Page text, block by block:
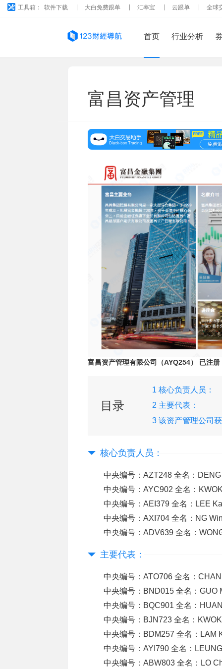
工具箱： 软件下载 大白免费跟单 汇率宝 云跟单 全球
首页 行业分析
富昌资产管理
富昌资产管理有限公司（AYQ254） 已注册
目录
1 核心负责人员：
2 主要代表：
3 该资产管理公司
核心负责人员：
中央编号：AZT248 全名：
中央编号：AYC902 全名：
中央编号：AEI379 全名：LEE
中央编号：AXI704 全名：NG
中央编号：ADV639 全名：
主要代表：
中央编号：ATO706 全名：
中央编号：BND015 全名：GUO
中央编号：BQC901 全名：
中央编号：BJN723 全名：
中央编号：BDM257 全名：LAM
中央编号：AYI790 全名：
中央编号：ABW803 全名：LO